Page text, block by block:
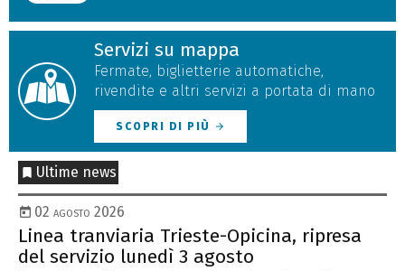
Servizi su mappa
Fermate, biglietterie automatiche,
rivendite e altri servizi a portata di mano
SCOPRI DI PIÙ arrow_forward
Ultime news
02 agosto 2026
Linea tranviaria Trieste-Opicina, ripresa
del servizio lunedì 3 agosto